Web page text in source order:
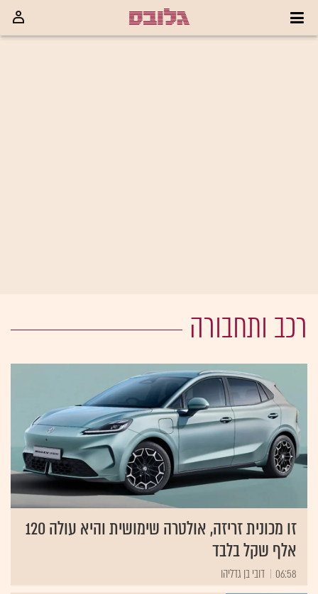
רכב ותחבורה
זו מכונית זריזה, אולטרה שימושית והיא עולה 120
אלף שקל בלבד
06:58 דובי בן גדליהו